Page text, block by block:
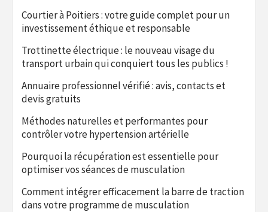
Courtier à Poitiers : votre guide complet pour un
investissement éthique et responsable
Trottinette électrique : le nouveau visage du
transport urbain qui conquiert tous les publics !
Annuaire professionnel vérifié : avis, contacts et
devis gratuits
Méthodes naturelles et performantes pour
contrôler votre hypertension artérielle
Pourquoi la récupération est essentielle pour
optimiser vos séances de musculation
Comment intégrer efficacement la barre de traction
dans votre programme de musculation